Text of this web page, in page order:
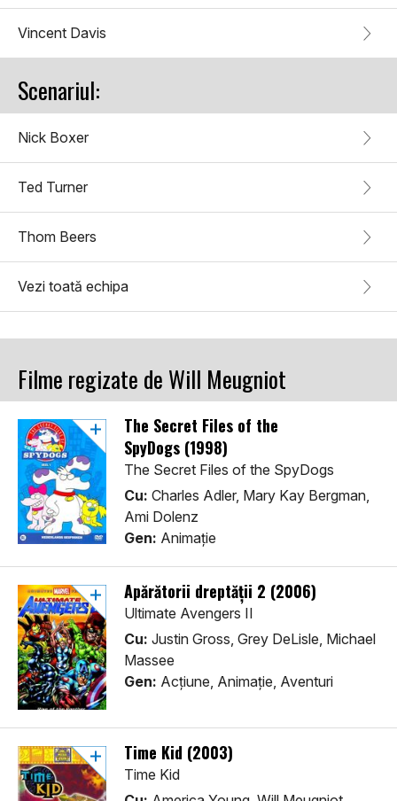
Vincent Davis
Scenariul:
Nick Boxer
Ted Turner
Thom Beers
Vezi toată echipa
Filme regizate de Will Meugniot
The Secret Files of the
SpyDogs (1998)
The Secret Files of the SpyDogs
Cu: Charles Adler, Mary Kay Bergman,
Ami Dolenz
Gen: Animaţie
Apărătorii dreptății 2 (2006)
Ultimate Avengers II
Cu: Justin Gross, Grey DeLisle, Michael
Massee
Gen: Acţiune, Animaţie, Aventuri
Time Kid (2003)
Time Kid